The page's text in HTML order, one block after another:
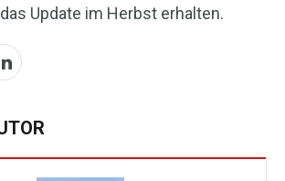
Update im Herbst erhalten.